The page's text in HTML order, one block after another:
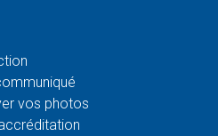
vos photos